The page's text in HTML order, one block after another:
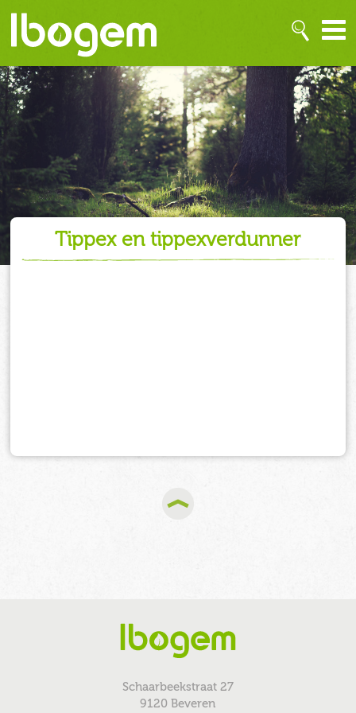
tippex en tippexverdunner
Schaarbeekstraat 27
9120 Beveren